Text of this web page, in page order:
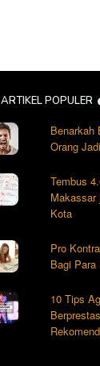
ARTIKEL POPULER
Benarkah
Orang
Tembus
Makassar
Kota
Pro
Bagi Para
10 Tips